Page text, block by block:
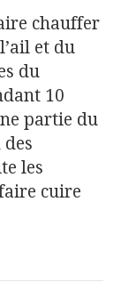
chauffer
et du
du
10
partie du
les
cuire